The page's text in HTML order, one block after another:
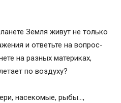
Земля живут не только
и ответьте на вопрос-
на разных материках,
по воздуху?
насекомые, рыбы…,